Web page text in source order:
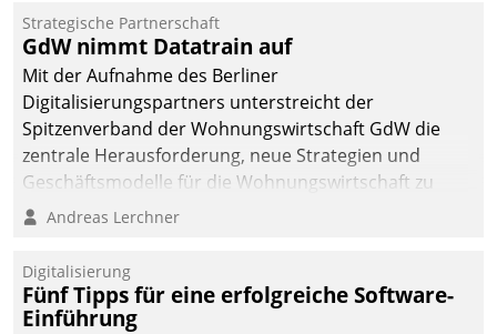
kommunale Wohnungsbauunternehmen daher
gemeinsam mit der Berliner Datatrain GmbH den
Teilprozess der Objektsanierung digitalisiert.
Strategische Partnerschaft
GdW nimmt Datatrain auf
Mit der Aufnahme des Berliner
Digitalisierungspartners unterstreicht der
Spitzenverband der Wohnungswirtschaft GdW die
zentrale Herausforderung, neue Strategien und
Geschäftsmodelle für die Wohnungswirtschaft zu
entwickeln.
Andreas Lerchner
Digitalisierung
Fünf Tipps für eine erfolgreiche Software-
Einführung